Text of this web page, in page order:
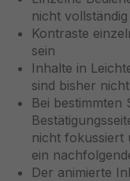
nicht
Kontraste
sein
Inhalte in
sind bisher
Bei
nicht fokussiert
ein
Der animierte